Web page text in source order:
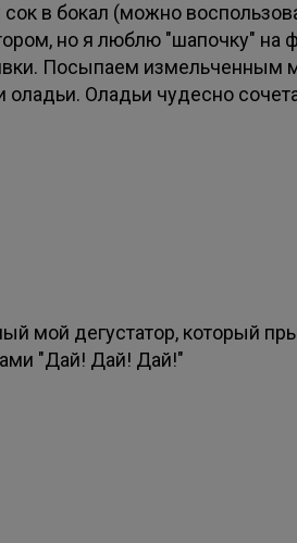
в бокал (можно
но я люблю "шапочку" на
Посыпаем измельченным
оладьи. Оладьи чудесно
мой дегустатор, который
"Дай! Дай! Дай!"